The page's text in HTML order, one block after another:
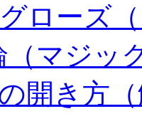
ローズ
（マジッ
開き方